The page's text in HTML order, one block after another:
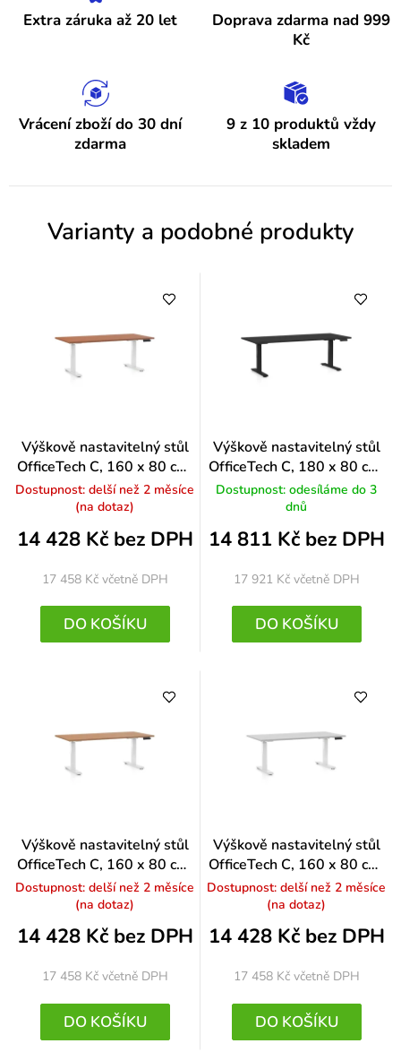
h
o
e
Extra záruka až 20 let
Doprava zdarma nad 999
Kč
Vrácení zboží do 30 dní
zdarma
9 z 10 produktů vždy
skladem
Varianty a podobné produkty
Výškově nastavitelný stůl
OfficeTech C, 160 x 80 cm,
bílá podnož, třešeň
Dostupnost: delší než 2 měsíce
(na dotaz)
14 428 Kč bez DPH
17 458 Kč včetně DPH
DO KOŠÍKU
Výškově nastavitelný stůl
OfficeTech C, 180 x 80 cm,
černá podnož, černá
Dostupnost: odesíláme do 3
dnů
14 811 Kč bez DPH
17 921 Kč včetně DPH
DO KOŠÍKU
Výškově nastavitelný stůl
OfficeTech C, 160 x 80 cm,
bílá podnož, buk
Dostupnost: delší než 2 měsíce
(na dotaz)
14 428 Kč bez DPH
17 458 Kč včetně DPH
DO KOŠÍKU
Výškově nastavitelný stůl
OfficeTech C, 160 x 80 cm,
bílá podnož, světle šedá
Dostupnost: delší než 2 měsíce
(na dotaz)
14 428 Kč bez DPH
17 458 Kč včetně DPH
DO KOŠÍKU